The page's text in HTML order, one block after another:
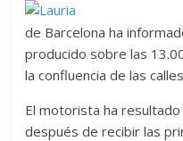
de Barcelona ha
producido sobre las
la confluencia de las
El motorista ha
después de recibir las